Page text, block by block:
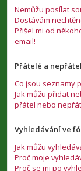
Nemůžu posílat
Dostávám
Přišel mi od
email!
Přátelé a
Co jsou seznamy
Jak můžu přidat
přátel nebo
Vyhledávání ve
Jak můžu
Proč moje
Proč se mi po